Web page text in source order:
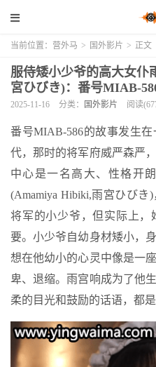
当前位置： 营外马 > 国外影片 > 正文
服侍矮小少爷的高大女
宮ひびき)：番号MIAB-
2025-11-16 分类： 国外影片 阅读
番号MIAB-586的故事发生
代，那时的将军府威严森严
中心是一名高大、性格开
(Amamiya Hibiki,雨宮ひび
将军的小少爷，但实际上，
要。小少爷自幼身材矮小，
想在他幼小的心灵中像是一
卑、退缩。雨宫响成为了他
柔的目光和鼓励的话语，都